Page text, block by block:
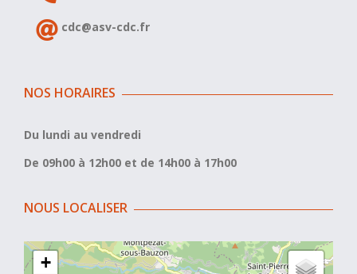
cdc@asv-cdc.fr
NOS HORAIRES
Du lundi au vendredi
De 09h00 à 12h00 et de 14h00 à 17h00
NOUS LOCALISER
+